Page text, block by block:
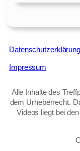
Datenschutzerklärung
Impressum
Alle Inhalte des
dem Urheberrecht.
Videos liegt bei